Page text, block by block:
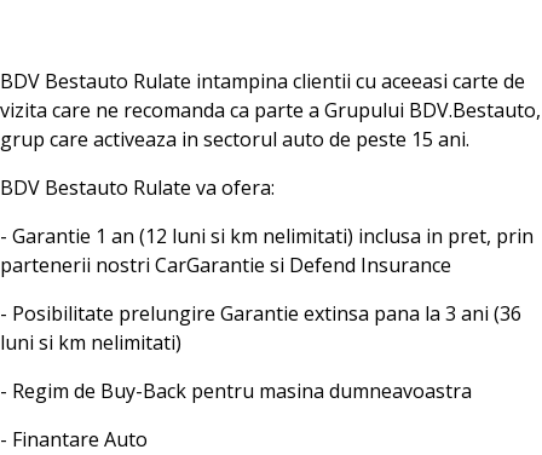
BDV Bestauto Rulate intampina clientii cu aceeasi carte de
vizita care ne recomanda ca parte a Grupului BDV.Bestauto,
grup care activeaza in sectorul auto de peste 15 ani.
BDV Bestauto Rulate va ofera:
- Garantie 1 an (12 luni si km nelimitati) inclusa in pret, prin
partenerii nostri CarGarantie si Defend Insurance
- Posibilitate prelungire Garantie extinsa pana la 3 ani (36
luni si km nelimitati)
- Regim de Buy-Back pentru masina dumneavoastra
- Finantare Auto